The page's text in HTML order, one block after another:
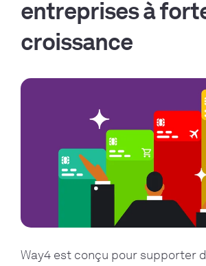
entreprises à
croissance
Way4 est conçu pour supporter